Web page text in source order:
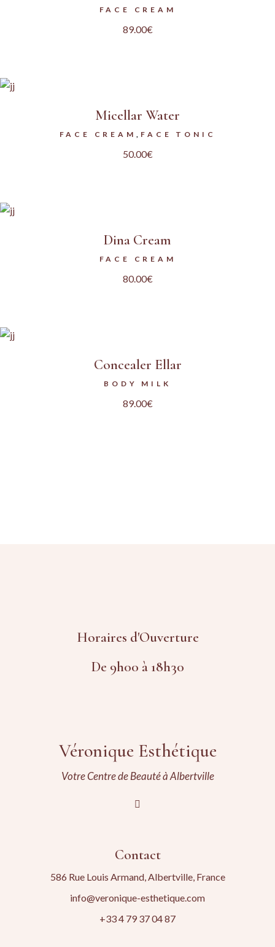
FACE CREAM
89.00€
Micellar Water
FACE CREAM FACE TONIC
50.00€
Dina Cream
FACE CREAM
80.00€
Concealer Ellar
BODY MILK
89.00€
Horaires d'Ouverture
De 9h00 à 18h30
Véronique Esthétique
Votre Centre de Beauté à Albertville
Contact
586 Rue Louis Armand, Albertville, France
info@veronique-esthetique.com
+33 4 79 37 04 87